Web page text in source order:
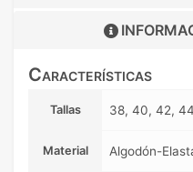
Características
Tallas 38, 40, 42,
Material Algodón-